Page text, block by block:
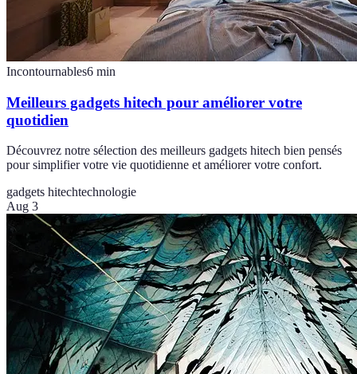
Incontournables6 min
Meilleurs gadgets hitech pour améliorer votre
quotidien
Découvrez notre sélection des meilleurs gadgets hitech bien pensés
pour simplifier votre vie quotidienne et améliorer votre confort.
gadgets hitechtechnologie
Aug 3